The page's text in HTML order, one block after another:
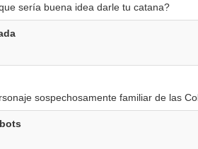
sería buena idea darle tu catana?
sospechosamente familiar de las